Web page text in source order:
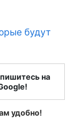
будут
на
удобно!